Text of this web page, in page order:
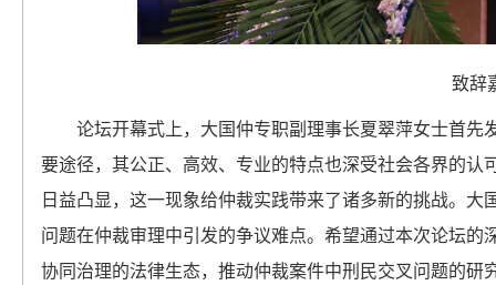
致辞
论坛开幕式上，大国仲专职副理事长夏翠萍女士首
要途径，其公正、高效、专业的特点也深受社会各界的
日益凸显，这一现象给仲裁实践带来了诸多新的挑战。
问题在仲裁审理中引发的争议难点。希望通过本次论坛
协同治理的法律生态，推动仲裁案件中刑民交叉问题的研